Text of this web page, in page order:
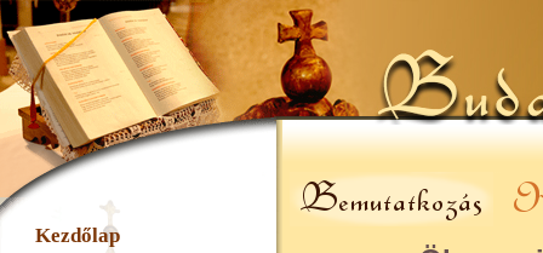
Kezdőlap